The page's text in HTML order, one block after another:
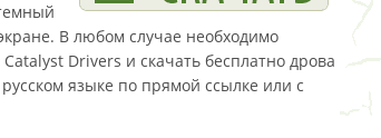
В любом случае необходимо
Drivers и скачать бесплатно дрова
языке по прямой ссылке или с